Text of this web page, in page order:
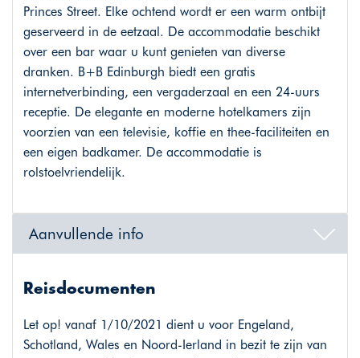
Princes Street. Elke ochtend wordt er een warm ontbijt
geserveerd in de eetzaal. De accommodatie beschikt
over een bar waar u kunt genieten van diverse
dranken. B+B Edinburgh biedt een gratis
internetverbinding, een vergaderzaal en een 24-uurs
receptie. De elegante en moderne hotelkamers zijn
voorzien van een televisie, koffie en thee-faciliteiten en
een eigen badkamer. De accommodatie is
rolstoelvriendelijk.
Aanvullende info
Reisdocumenten
Let op! vanaf 1/10/2021 dient u voor Engeland,
Schotland, Wales en Noord-Ierland in bezit te zijn van